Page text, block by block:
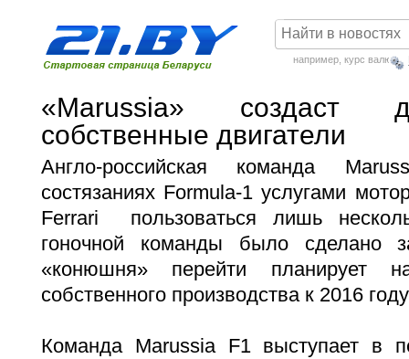
например, курс валют
«Marussia» создаст
собственные двигатели
Англо-российская команда
состязаниях Formula-1 услугами
Ferrari пользоваться лишь
гоночной команды было сделано
«конюшня» перейти планирует
собственного производства к 2016
Команда Marussia F1 выступает в